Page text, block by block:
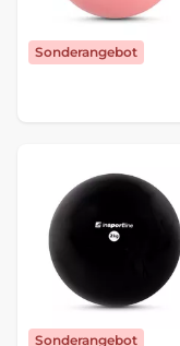
Sonderangebot
Sonderangebot